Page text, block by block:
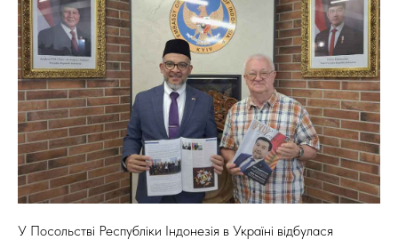
У Посольстві Республіки Індонезія в Україні відбулася